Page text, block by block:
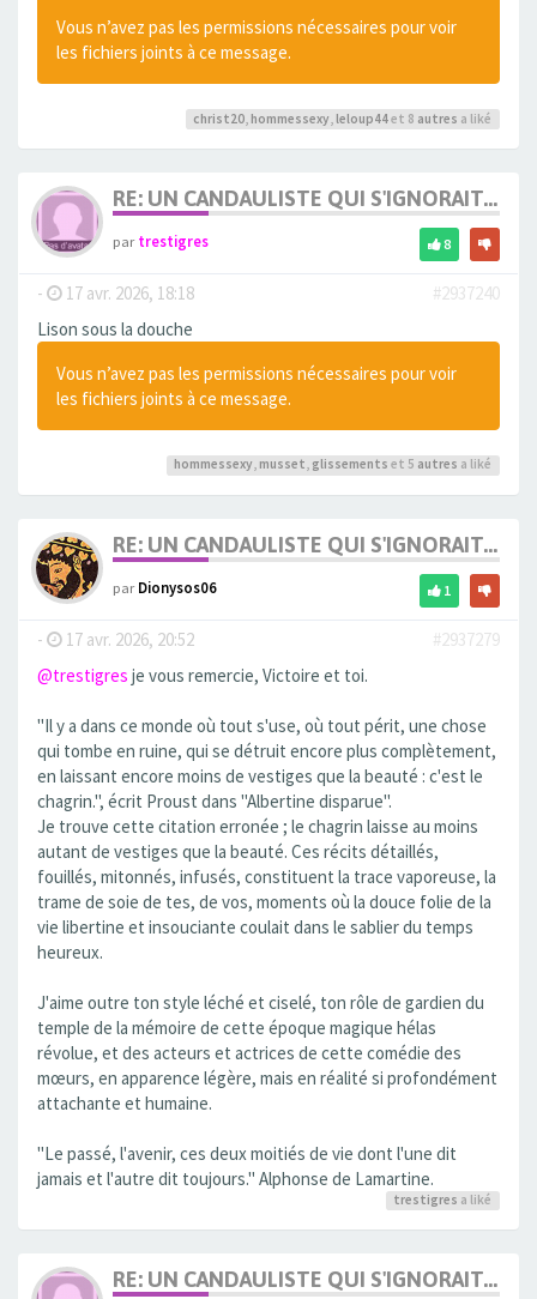
Vous n’avez pas les permissions nécessaires pour voir
les fichiers joints à ce message.
christ20 hommessexy leloup44et 8 autres a liké
RE: UN CANDAULISTE QUI S'IGNORAIT...
partrestigres 8
- 17 avr. 2026, 18:18
#2937240
Lison sous la douche
Vous n’avez pas les permissions nécessaires pour voir
les fichiers joints à ce message.
hommessexy, musset, glissements et 5 autres a liké
RE: UN CANDAULISTE QUI S'IGNORAIT...
parDionysos06 1
- 17 avr. 2026, 20:52
#2937279
@trestigres je vous remercie, Victoire et toi.
"Il y a dans ce monde où tout s'use, où tout périt, une chose
qui tombe en ruine, qui se détruit encore plus complètement,
en laissant encore moins de vestiges que la beauté : c'est le
chagrin.", écrit Proust dans "Albertine disparue".
Je trouve cette citation erronée ; le chagrin laisse au moins
autant de vestiges que la beauté. Ces récits détaillés,
fouillés, mitonnés, infusés, constituent la trace vaporeuse, la
trame de soie de tes, de vos, moments où la douce folie de la
vie libertine et insouciante coulait dans le sablier du temps
heureux.
J'aime outre ton style léché et ciselé, ton rôle de gardien du
temple de la mémoire de cette époque magique hélas
révolue, et des acteurs et actrices de cette comédie des
mœurs, en apparence légère, mais en réalité si profondément
attachante et humaine.
"Le passé, l'avenir, ces deux moitiés de vie dont l'une dit
jamais et l'autre dit toujours." Alphonse de Lamartine.
trestigres a liké
RE: UN CANDAULISTE QUI S'IGNORAIT...